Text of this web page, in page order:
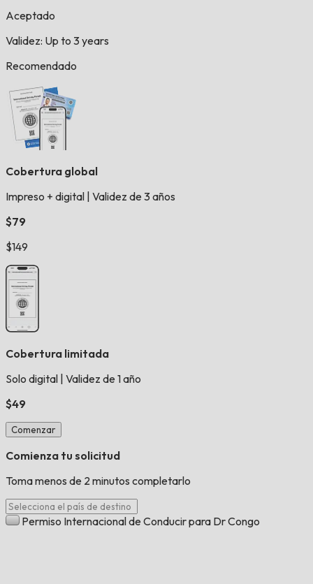
Aceptado
Validez: Up to 3 years
Recomendado
Cobertura global
Impreso + digital Validez de 3 años
$79
$149
Cobertura limitada
Solo digital Validez de 1 año
$49
Comenzar
Comienza tu solicitud
Toma menos de 2 minutos completarlo
Permiso Internacional de Conducir para Dr Congo